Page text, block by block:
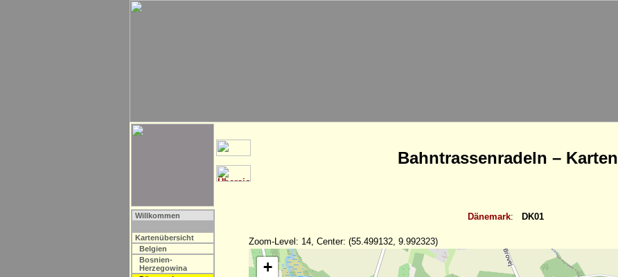
Bahntrassenradeln – Karten
Willkommen
Kartenübersicht
Belgien
Bosnien-
Herzegowina
Dänemark: DK01
Zoom-Level: 14, Center: (55.499132, 9.992323)
+